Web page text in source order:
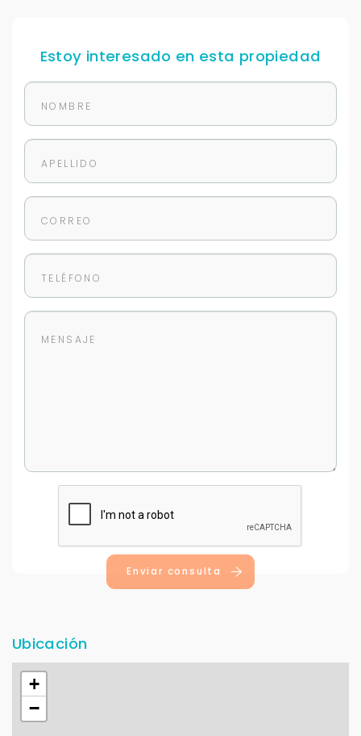
Estoy interesado en esta propiedad
Enviar consulta
Ubicación
+
−
mejor y más rápido
+598
No compartimos tu información ni enviamos spam.
Solo los usamos para responder tu consulta.
Con estos datos podemos responderte mejor y
más rápido.